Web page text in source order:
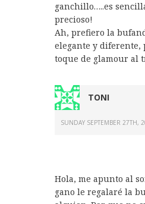
ganchillo…..es
precioso!
Ah, prefiero la
elegante y diferente,
toque de glamour al
TONI
SUNDAY SEPTEMBER 27TH,
Hola, me apunto al
gano le regalaré la